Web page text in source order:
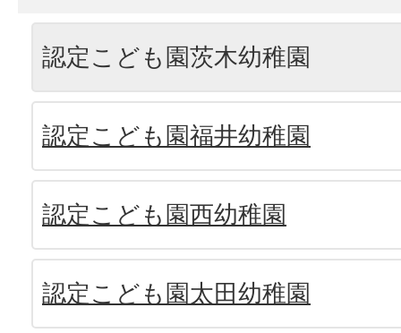
認定こども園茨木幼稚園
認定こども園福井幼稚園
認定こども園西幼稚園
認定こども園太田幼稚園